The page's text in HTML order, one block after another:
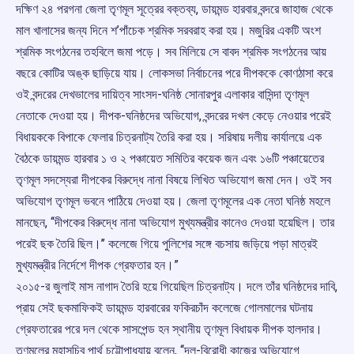
দক্ষিণ ২৪ পরগনা জেলা তৃণমূল সূত্রের বক্তব্য, ডায়মন্ড হারবার বন্দরে জাহাজ থেকে
মাল খালাসের জন্য দিনে শ’পাঁচেক শ্রমিক সরবরাহ করা হয়। মজুরির একটি অংশ
শ্রমিক সংগঠনের তহবিলে জমা পড়ে। সব মিলিয়ে সে বাবদ শ্রমিক সংগঠনের আয়
বছরে কোটির অঙ্ক ছাড়িয়ে যায়। লোকসভা নির্বাচনের পরে দীপককে কোণঠাসা করে
ওই বন্দরের দেখভালের দায়িত্ব সাংসদ-ঘনিষ্ঠ সোনারপুর এলাকার বাসিন্দা তৃণমূল
নেতাকে দেওয়া হয়। দীপক-ঘনিষ্ঠদের অভিযোগ, বন্দরের দখল কেড়ে নেওয়ার পরেই
বিধায়ককে বিপাকে ফেলার চিত্রনাট্য তৈরি করা হয়। সরিষায় দলীয় কার্যালয়ে এক
বৈঠকে ডায়মন্ড হারবার ১ ও ২ পঞ্চায়েত সমিতির কয়েক জন এবং ১৬টি পঞ্চায়েতের
তৃণমূল সদস্যেরা দীপকের বিরুদ্ধে নানা বিষয়ে লিখিত অভিযোগ জমা দেন। ওই সব
অভিযোগ তৃণমূল ভবনে পাঠিয়ে দেওয়া হয়। জেলা তৃণমূলের এক নেতা ঘনিষ্ঠ মহলে
মানছেন, ‘‘দীপকের বিরুদ্ধে নানা অভিযোগ মুখ্যমন্ত্রীর কানেও দেওয়া হয়েছিল। তার
পরেই ছক তৈরি ছিল।’’ কলেজে গিয়ে পুলিশের সঙ্গে বচসায় জড়িয়ে পড়া মাত্রই
মুখ্যমন্ত্রীর নির্দেশে দীপক গ্রেফতার হন।”
২০১৫-র জুলাই মাস নাগাদ তৈরি হয়ে গিয়েছিল চিত্রনাট্য। দলে তাঁর ঘনিষ্ঠদের দাবি,
প্রায় সেই ছকমাফিকই ডায়মন্ড হারবারের ফকিরচাঁদ কলেজে গোলমালের ঘটনায়
গ্রেফতারের পরে দল থেকে সাসপেন্ড হন স্থানীয় তৃণমূল বিধায়ক দীপক হালদার।
তৃণমূলের মহাসচিব পার্থ চট্টোপাধ্যায় বলেন, ‘‘দল-বিরোধী কাজের অভিযোগে